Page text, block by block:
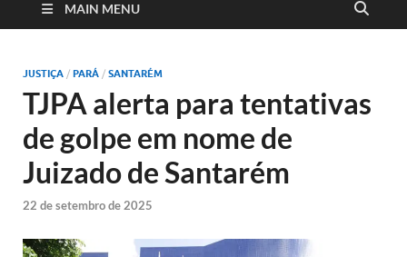
MAIN MENU
JUSTIÇA / PARÁ / SANTARÉM
TJPA alerta para tentativas
de golpe em nome de
Juizado de Santarém
22 de setembro de 2025